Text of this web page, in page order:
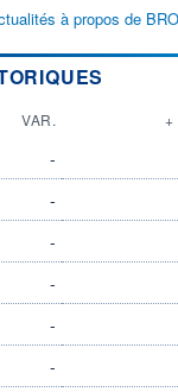
à propos de
VAR. +
-
-
-
-
-
-